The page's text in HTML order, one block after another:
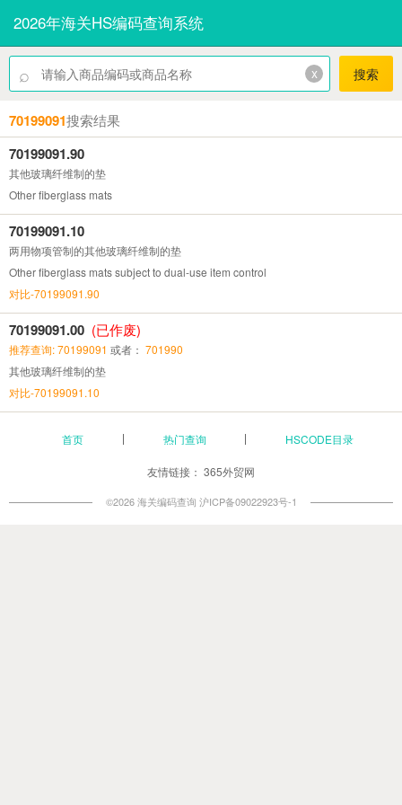
2026年海关HS编码查询系统
⌕ x 搜索
70199091搜索结果
70199091.90
其他玻璃纤维制的垫
Other fiberglass mats
70199091.10
两用物项管制的其他玻璃纤维制的垫
Other fiberglass mats subject to dual-use item control
对比-70199091.90
70199091.00 (已作废)
推荐查询: 70199091 或者： 701990
其他玻璃纤维制的垫
对比-70199091.10
首页 热门查询 HSCODE目录
友情链接： 365外贸网
©2026 海关编码查询 沪ICP备09022923号-1